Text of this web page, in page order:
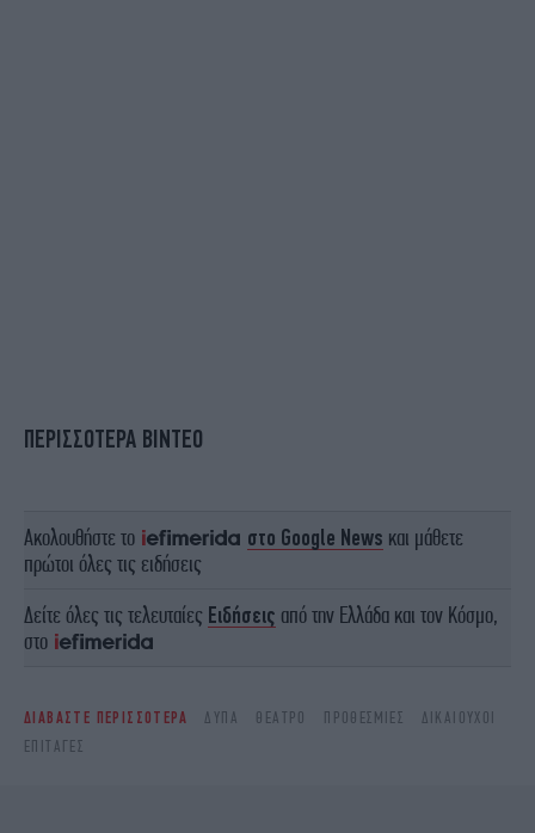
ΠΕΡΙΣΣΟΤΕΡΑ ΒΙΝΤΕΟ
Ακολουθήστε το στο Google News και μάθετε
πρώτοι όλες τις ειδήσεις
Δείτε όλες τις τελευταίες Ειδήσεις από την Ελλάδα και τον Κόσμο,
στο
ΔΙΑΒΑΣΤΕ ΠΕΡΙΣΣΟΤΕΡΑ ΔΥΠΑ ΘΈΑΤΡΟ ΠΡΟΘΕΣΜΊΕΣ
ΔΙΚΑΙΟΎΧΟΙ
ΕΠΙΤΑΓΈΣ